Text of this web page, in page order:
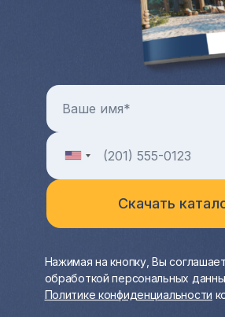
индивидуальной консультации
Нажимая на кнопку, Вы
обработкой персональных
Политике конфиденциальности